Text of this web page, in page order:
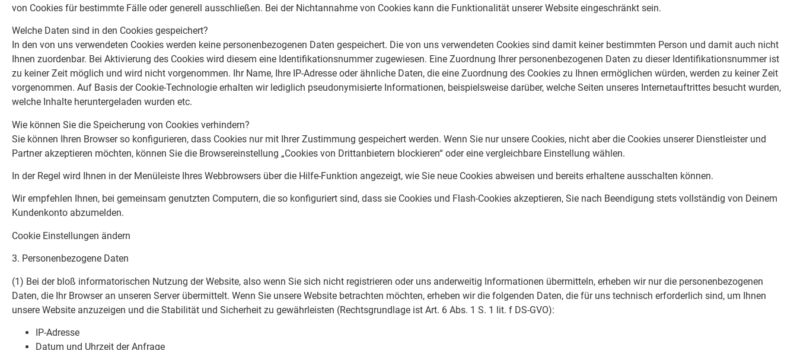
von Cookies für bestimmte Fälle oder generell ausschließen. Bei der Nichtannahme von Cookies kann die Funktionalität unserer Website eingeschränkt sein.
Welche Daten sind in den Cookies gespeichert?
In den von uns verwendeten Cookies werden keine personenbezogenen Daten gespeichert. Die von uns verwendeten Cookies sind damit keiner bestimmten Person und damit auch nicht
Ihnen zuordenbar. Bei Aktivierung des Cookies wird diesem eine Identifikationsnummer zugewiesen. Eine Zuordnung Ihrer personenbezogenen Daten zu dieser Identifikationsnummer ist
zu keiner Zeit möglich und wird nicht vorgenommen. Ihr Name, Ihre IP-Adresse oder ähnliche Daten, die eine Zuordnung des Cookies zu Ihnen ermöglichen würden, werden zu keiner Zeit
vorgenommen. Auf Basis der Cookie-Technologie erhalten wir lediglich pseudonymisierte Informationen, beispielsweise darüber, welche Seiten unseres Internetauftrittes besucht wurden,
welche Inhalte heruntergeladen wurden etc.
Wie können Sie die Speicherung von Cookies verhindern?
Sie können Ihren Browser so konfigurieren, dass Cookies nur mit Ihrer Zustimmung gespeichert werden. Wenn Sie nur unsere Cookies, nicht aber die Cookies unserer Dienstleister und
Partner akzeptieren möchten, können Sie die Browsereinstellung „Cookies von Drittanbietern blockieren“ oder eine vergleichbare Einstellung wählen.
In der Regel wird Ihnen in der Menüleiste Ihres Webbrowsers über die Hilfe-Funktion angezeigt, wie Sie neue Cookies abweisen und bereits erhaltene ausschalten können.
Wir empfehlen Ihnen, bei gemeinsam genutzten Computern, die so konfiguriert sind, dass sie Cookies und Flash-Cookies akzeptieren, Sie nach Beendigung stets vollständig von Deinem
Kundenkonto abzumelden.
Cookie Einstellungen ändern
3. Personenbezogene Daten
(1) Bei der bloß informatorischen Nutzung der Website, also wenn Sie sich nicht registrieren oder uns anderweitig Informationen übermitteln, erheben wir nur die personenbezogenen
Daten, die Ihr Browser an unseren Server übermittelt. Wenn Sie unsere Website betrachten möchten, erheben wir die folgenden Daten, die für uns technisch erforderlich sind, um Ihnen
unsere Website anzuzeigen und die Stabilität und Sicherheit zu gewährleisten (Rechtsgrundlage ist Art. 6 Abs. 1 S. 1 lit. f DS-GVO):
IP-Adresse
Datum und Uhrzeit der Anfrage